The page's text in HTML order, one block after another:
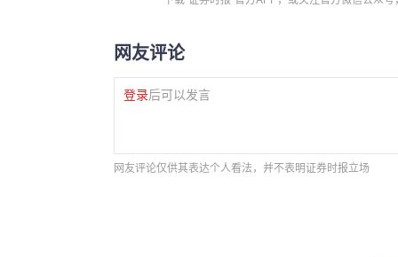
网友评论
登录后可以发言
网友评论仅供其表达个人看法，并不表明证券时报立场